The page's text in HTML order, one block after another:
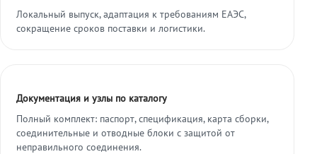
Локальный выпуск, адаптация к требованиям ЕАЭС,
сокращение сроков поставки и логистики.
Документация и узлы по каталогу
Полный комплект: паспорт, спецификация, карта сборки,
соединительные и отводные блоки с защитой от
неправильного соединения.